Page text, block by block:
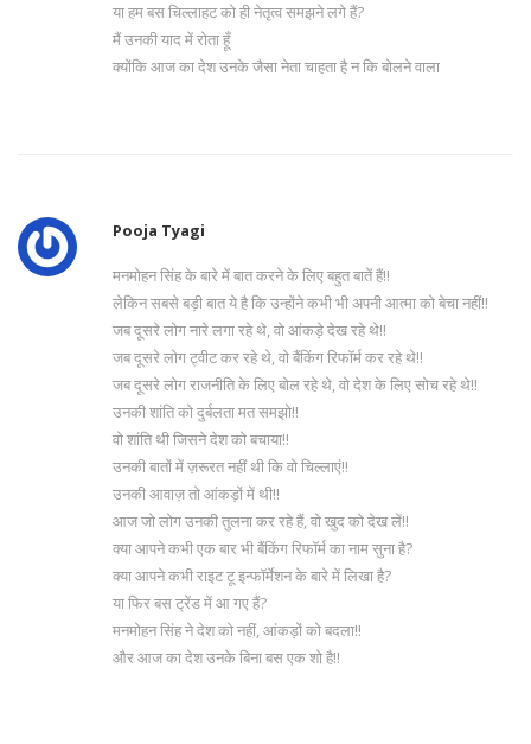
या हम बस चिल्लाहट को ही नेतृत्व समझने लगे हैं?
मैं उनकी याद में रोता हूँ
क्योंकि आज का देश उनके जैसा नेता चाहता है न कि बोलने वाला
Pooja Tyagi
मनमोहन सिंह के बारे में बात करने के लिए बहुत बातें हैं!!
लेकिन सबसे बड़ी बात ये है कि उन्होंने कभी भी अपनी आत्मा को बेचा नहीं!!
जब दूसरे लोग नारे लगा रहे थे, वो आंकड़े देख रहे थे!!
जब दूसरे लोग ट्वीट कर रहे थे, वो बैंकिंग रिफॉर्म कर रहे थे!!
जब दूसरे लोग राजनीति के लिए बोल रहे थे, वो देश के लिए सोच रहे थे!!
उनकी शांति को दुर्बलता मत समझो!!
वो शांति थी जिसने देश को बचाया!!
उनकी बातों में ज़रूरत नहीं थी कि वो चिल्लाएं!!
उनकी आवाज़ तो आंकड़ों में थी!!
आज जो लोग उनकी तुलना कर रहे हैं, वो खुद को देख लें!!
क्या आपने कभी एक बार भी बैंकिंग रिफॉर्म का नाम सुना है?
क्या आपने कभी राइट टू इन्फॉर्मेशन के बारे में लिखा है?
या फिर बस ट्रेंड में आ गए हैं?
मनमोहन सिंह ने देश को नहीं, आंकड़ों को बदला!!
और आज का देश उनके बिना बस एक शो है!!